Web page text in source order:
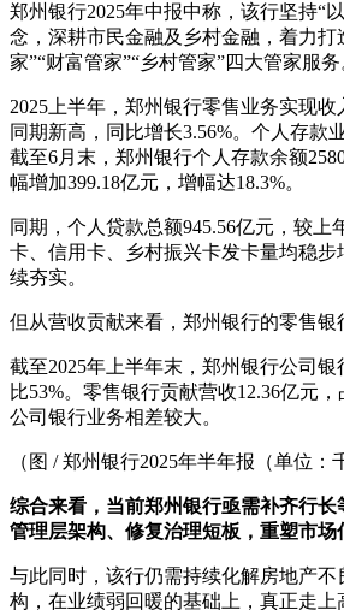
郑州银行2025年中报中称，该行坚持“
念，深耕市民金融及乡村金融，着力打
家”“财富管家”“乡村管家”四大管家服务
2025上半年，郑州银行零售业务实现收
同期新高，同比增长3.56%。个人存款
截至6月末，郑州银行个人存款余额
幅增加399.18亿元，增幅达18.3%。
同期，个人贷款总额945.56亿元，较上
卡、信用卡、乡村振兴卡发卡量均稳
续夯实。
但从营收贡献来看，郑州银行的零售银
截至2025年上半年末，郑州银行公司银
比53%。零售银行贡献营收12.36亿元
公司银行业务相差较大。
（图 / 郑州银行2025年半年报（单位：
综合来看，当前郑州银行亟需补齐行
管理层架构、修复治理短板，重塑市场
与此同时，该行仍需持续化解房地产不
构，在业绩弱回暖的基础上，真正走上